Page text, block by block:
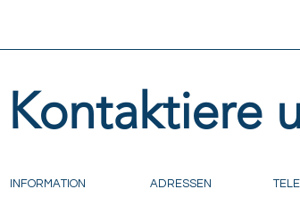
INFORMATION ADRESSEN
Kontaktiere